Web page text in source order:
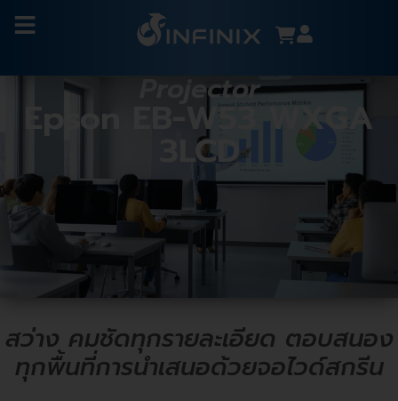
Projector
Epson EB-W53 WXGA
3LCD
สว่าง คมชัดทุกรายละเอียด ตอบสนอง
ทุกพื้นที่การนำเสนอด้วยจอไวด์สกรีน